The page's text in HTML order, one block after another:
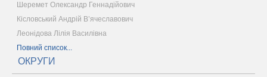
Шеремет Олександр Геннадійович
Кісловський Андрій В’ячеславович
Леонідова Лілія Василівна
Повний список...
ОКРУГИ